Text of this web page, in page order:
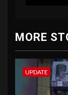
MORE
UPDATE